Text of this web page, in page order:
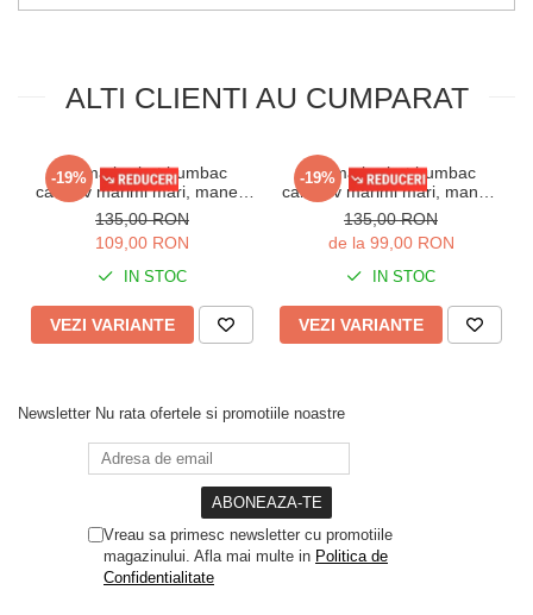
ALTI CLIENTI AU CUMPARAT
-19%
Pijama barbat bumbac
calitativ marimi mari, maneci
si pantaloni lungi cu buzunare
bleumarin 201/205
135,00 RON
109,00 RON
IN STOC
VEZI VARIANTE
-19%
Pijama barbat bumbac
calitaitiv marimi mari, maneci
si pantaloni lungi cu buzunare
visiniu 205
135,00 RON
de la 99,00 RON
IN STOC
VEZI VARIANTE
Newsletter Nu rata ofertele si promotiile noastre
Vreau sa primesc newsletter cu promotiile
magazinului. Afla mai multe in Politica de
Confidentialitate